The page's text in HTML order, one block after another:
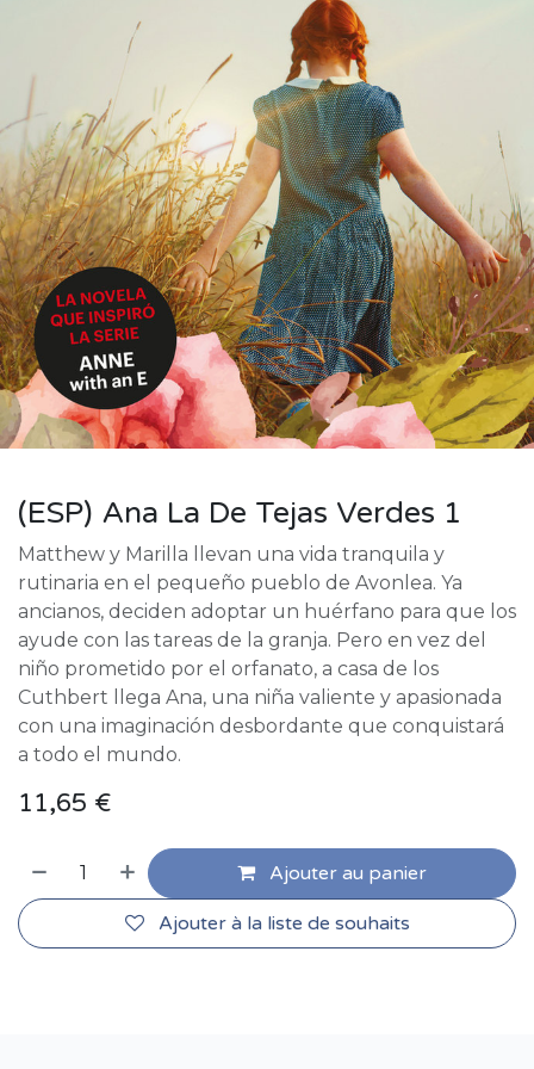
(ESP) Ana La De Tejas Verdes 1
Matthew y Marilla llevan una vida tranquila y
rutinaria en el pequeño pueblo de Avonlea. Ya
ancianos, deciden adoptar un huérfano para que los
ayude con las tareas de la granja. Pero en vez del
niño prometido por el orfanato, a casa de los
Cuthbert llega Ana, una niña valiente y apasionada
con una imaginación desbordante que conquistará
a todo el mundo.
11,65 €
Ajouter au panier
Ajouter à la liste de souhaits